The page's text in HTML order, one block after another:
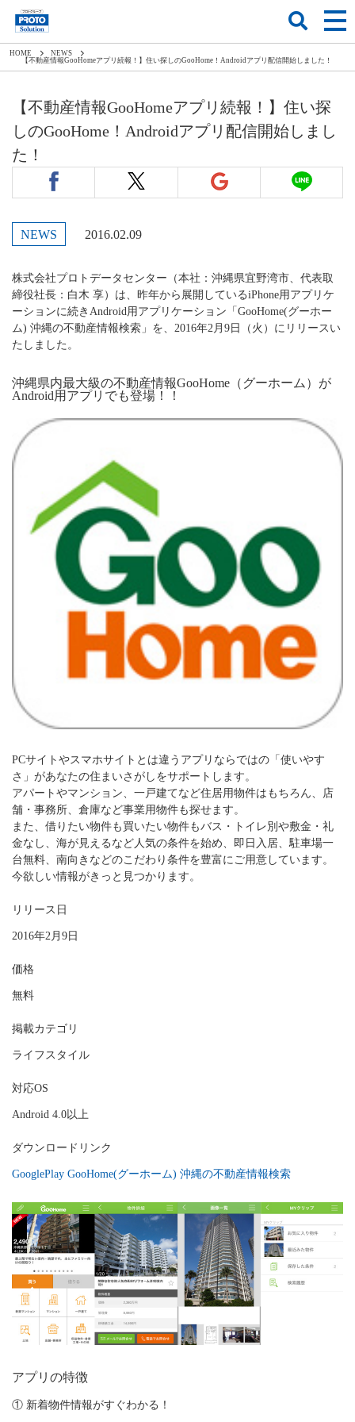
HOME
NEWS
【不動産情報GooHomeアプリ続報！】住い探しのGooHome！Androidアプリ配信開始しました！
【不動産情報GooHomeアプリ続報！】住い探
しのGooHome！Androidアプリ配信開始しまし
た！
NEWS 2016.02.09
株式会社プロトデータセンター（本社：沖縄県宜野湾市、代表取
締役社長：白木 享）は、昨年から展開しているiPhone用アプリケ
ーションに続きAndroid用アプリケーション「GooHome(グーホー
ム) 沖縄の不動産情報検索」を、2016年2月9日（火）にリリースい
たしました。
沖縄県内最大級の不動産情報GooHome（グーホーム）が
Android用アプリでも登場！！
PCサイトやスマホサイトとは違うアプリならではの「使いやす
さ」があなたの住まいさがしをサポートします。
アパートやマンション、一戸建てなど住居用物件はもちろん、店
舗・事務所、倉庫など事業用物件も探せます。
また、借りたい物件も買いたい物件もバス・トイレ別や敷金・礼
金なし、海が見えるなど人気の条件を始め、即日入居、駐車場一
台無料、南向きなどのこだわり条件を豊富にご用意しています。
今欲しい情報がきっと見つかります。
リリース日
2016年2月9日
価格
無料
掲載カテゴリ
ライフスタイル
対応OS
Android 4.0以上
ダウンロードリンク
GooglePlay GooHome(グーホーム) 沖縄の不動産情報検索
アプリの特徴
① 新着物件情報がすぐわかる！